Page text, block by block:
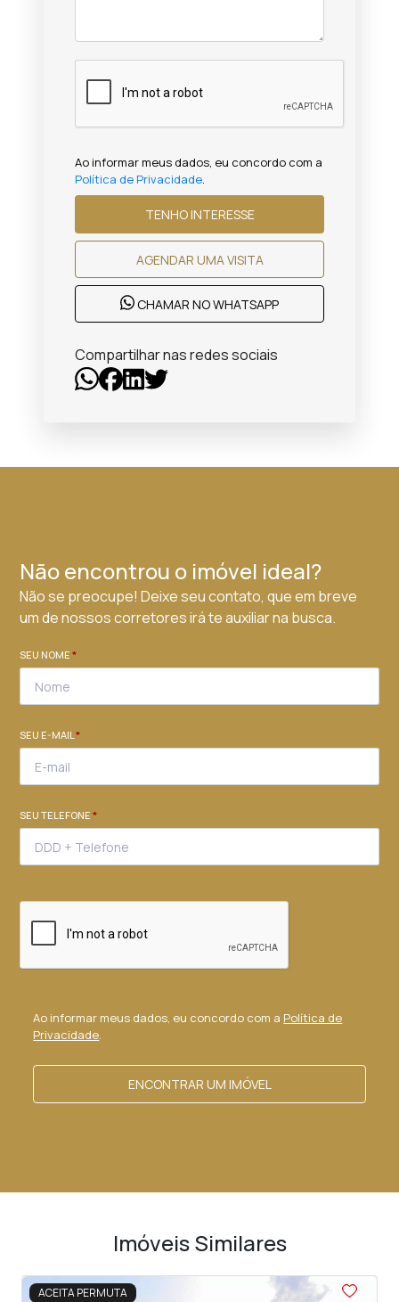
Ao informar meus dados, eu concordo com a
Política de Privacidade.
TENHO INTERESSE
AGENDAR UMA VISITA
CHAMAR NO WHATSAPP
Compartilhar nas redes sociais
Não encontrou o imóvel ideal?
Não se preocupe! Deixe seu contato, que em breve
um de nossos corretores irá te auxiliar na busca.
SEU NOME*
SEU E-MAIL*
SEU TELEFONE*
Ao informar meus dados, eu concordo com a Política de
Privacidade.
ENCONTRAR UM IMÓVEL
Imóveis Similares
ACEITA PERMUTA
<<<<